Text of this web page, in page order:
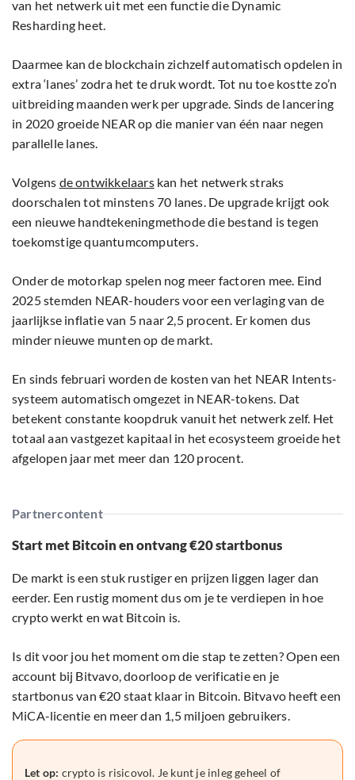
van het netwerk uit met een functie die Dynamic
Resharding heet.
Daarmee kan de blockchain zichzelf automatisch opdelen in
extra ‘lanes’ zodra het te druk wordt. Tot nu toe kostte zo’n
uitbreiding maanden werk per upgrade. Sinds de lancering
in 2020 groeide NEAR op die manier van één naar negen
parallelle lanes.
Volgens de ontwikkelaarskan het netwerk straks
doorschalen tot minstens 70 lanes. De upgrade krijgt ook
een nieuwe handtekeningmethode die bestand is tegen
toekomstige quantumcomputers.
Onder de motorkap spelen nog meer factoren mee. Eind
2025 stemden NEAR-houders voor een verlaging van de
jaarlijkse inflatie van 5 naar 2,5 procent. Er komen dus
minder nieuwe munten op de markt.
En sinds februari worden de kosten van het NEAR Intents-
systeem automatisch omgezet in NEAR-tokens. Dat
betekent constante koopdruk vanuit het netwerk zelf. Het
totaal aan vastgezet kapitaal in het ecosysteem groeide het
afgelopen jaar met meer dan 120 procent.
Partnercontent
Start met Bitcoin en ontvang €20 startbonus
De markt is een stuk rustiger en prijzen liggen lager dan
eerder. Een rustig moment dus om je te verdiepen in hoe
crypto werkt en wat Bitcoin is.
Is dit voor jou het moment om die stap te zetten? Open een
account bij Bitvavo, doorloop de verificatie en je
startbonus van €20 staat klaar in Bitcoin. Bitvavo heeft een
MiCA-licentie en meer dan 1,5 miljoen gebruikers.
Let op: crypto is risicovol. Je kunt je inleg geheel of